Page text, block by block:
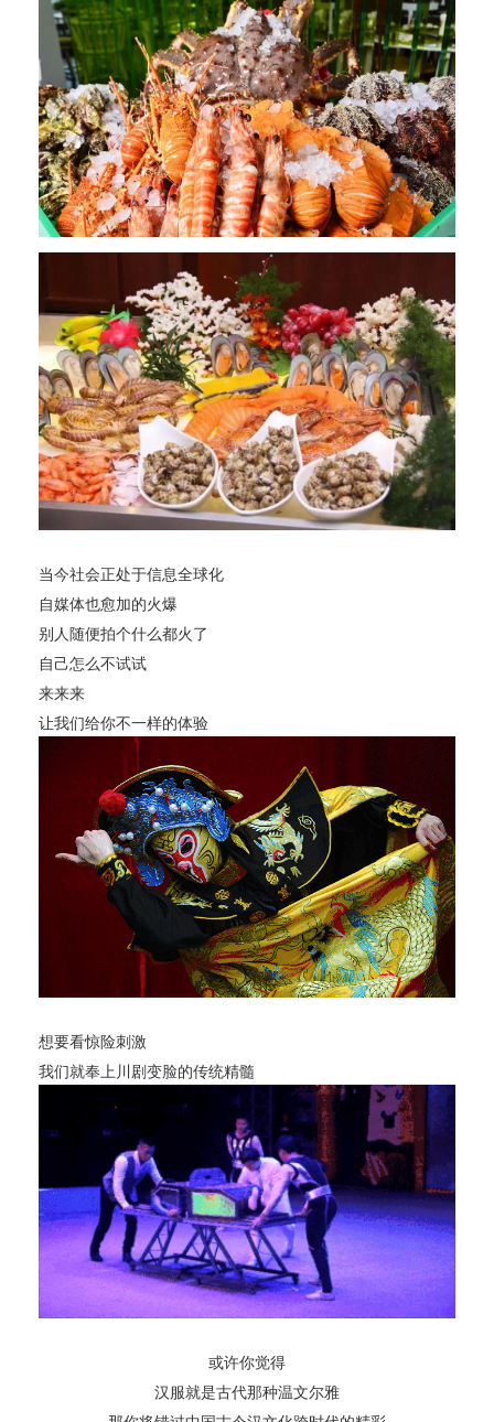
当今社会正处于信息全球化
自媒体也愈加的火爆
别人随便拍个什么都火了
自己怎么不试试
来来来
让我们给你不一样的体验
想要看惊险刺激
我们就奉上川剧变脸的传统精髓
或许你觉得
汉服就是古代那种温文尔雅